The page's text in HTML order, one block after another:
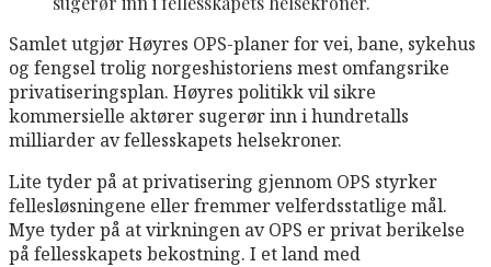
Samlet utgjør Høyres OPS-planer for vei, bane, sykehus
og fengsel trolig norgeshistoriens mest omfangsrike
privatiseringsplan. Høyres politikk vil sikre
kommersielle aktører sugerør inn i hundretalls
milliarder av fellesskapets helsekroner.
Lite tyder på at privatisering gjennom OPS styrker
fellesløsningene eller fremmer velferdsstatlige mål.
Mye tyder på at virkningen av OPS er privat berikelse
på fellesskapets bekostning. I et land med